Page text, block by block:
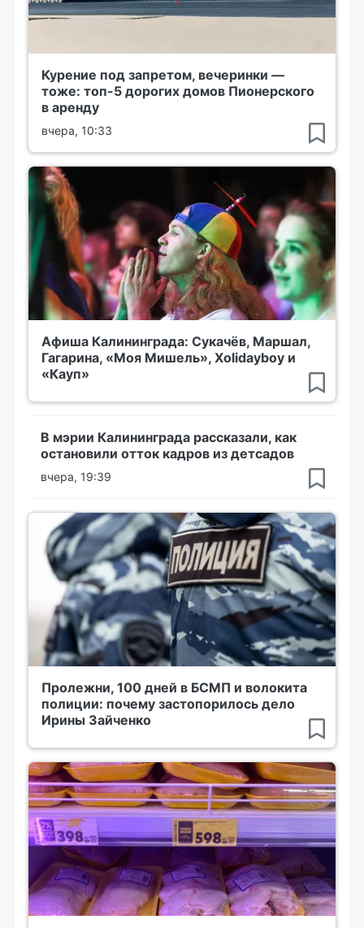
Курение под запретом, вечеринки —
тоже: топ-5 дорогих домов Пионерского
в аренду
вчера, 10:33
Афиша Калининграда: Сукачёв, Маршал,
Гагарина, «Моя Мишель», Xolidayboy и
«Кауп»
В мэрии Калининграда рассказали, как
остановили отток кадров из детсадов
вчера, 19:39
Пролежни, 100 дней в БСМП и волокита
полиции: почему застопорилось дело
Ирины Зайченко